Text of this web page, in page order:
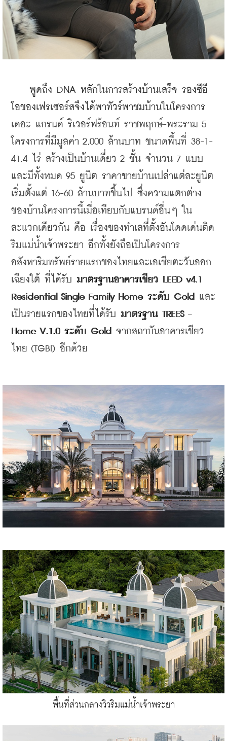
พูดถึง DNA หลักในการสร้างบ้านเสร็จ รองซีอี
โอของเฟรเซอร์สจึงได้พาทัวร์พาชมบ้านในโครงการ
เดอะ แกรนด์ ริเวอร์ฟร้อนท์ ราชพฤกษ์-พระราม 5
โครงการที่มีมูลค่า 2,000 ล้านบาท ขนาดพื้นที่ 38-1-
41.4 ไร่ สร้างเป็นบ้านเดี่ยว 2 ชั้น จำนวน 7 แบบ
และมีทั้งหมด 95 ยูนิต ราคาขายบ้านเปล่าแต่ละยูนิต
เริ่มตั้งแต่ 16-60 ล้านบาทขึ้นไป ซึ่งความแตกต่าง
ของบ้านโครงการนี้เมื่อเทียบกับแบรนด์อื่นๆ ใน
ละแวกเดียวกัน คือ เรื่องของทำเลที่ตั้งอันโดดเด่นติด
ริมแม่น้ำเจ้าพระยา อีกทั้งยังถือเป็นโครงการ
อสังหาริมทรัพย์รายแรกของไทยและเอเชียตะวันออก
เฉียงใต้ ที่ได้รับ มาตรฐานอาคารเขียว LEED v4.1
Residential Single Family Home ระดับ Gold และ
เป็นรายแรกของไทยที่ได้รับ มาตรฐาน TREES -
Home V.1.0 ระดับ Gold
จากสถาบันอาคารเขียว
ไทย (TGBI) อีกด้วย
พื้นที่ส่วนกลางวิวริมแม่น้ำเจ้าพระยา